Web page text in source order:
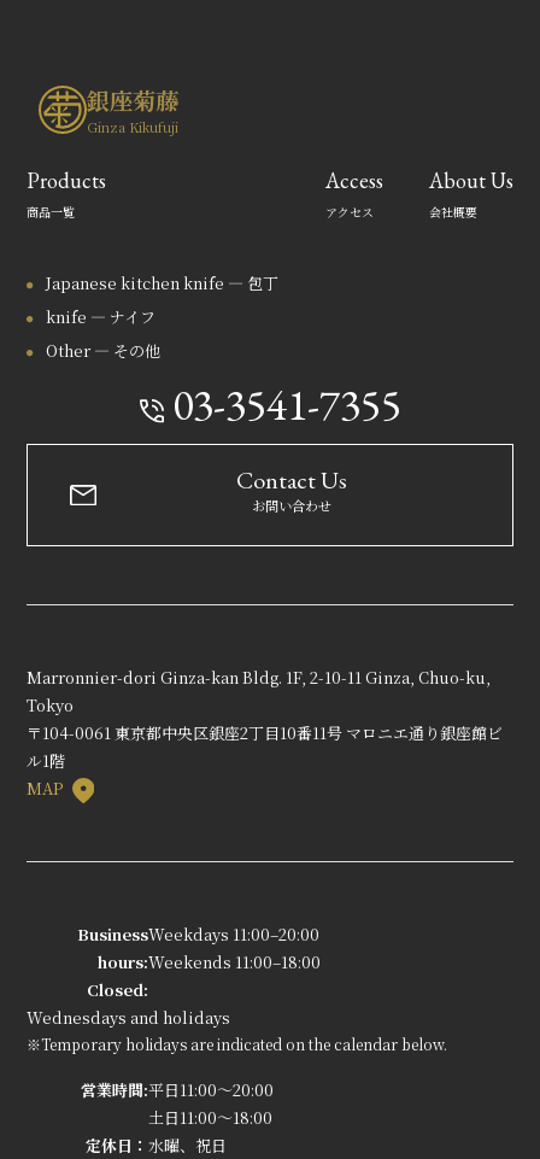
銀座菊藤
Ginza Kikufuji
Products
商品一覧
Japanese kitchen knife — 包丁
knife — ナイフ
Other — その他
Access
アクセス
About Us
会社概要
03-3541-7355
Contact Us
お問い合わせ
Marronnier-dori Ginza-kan Bldg. 1F, 2-10-11 Ginza, Chuo-ku,
Tokyo
〒104-0061 東京都中央区銀座2丁目10番11号 マロニエ通り銀座館ビ
ル1階
MAP
Business
hours:
Weekdays 11:00–20:00
Weekends 11:00–18:00
Closed:
Wednesdays and holidays
※Temporary holidays are indicated on the calendar below.
営業時間:平日11:00～20:00
土日11:00～18:00
定休日：水曜、祝日